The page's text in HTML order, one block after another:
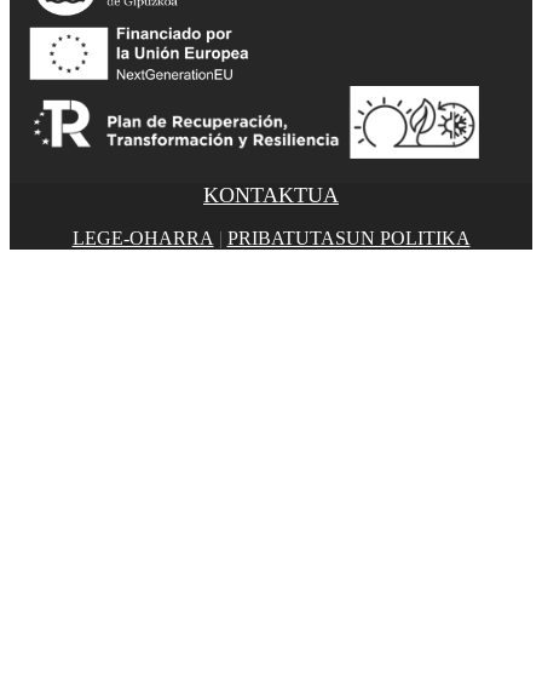
KONTAKTUA
LEGE-OHARRA | PRIBATUTASUN POLITIKA